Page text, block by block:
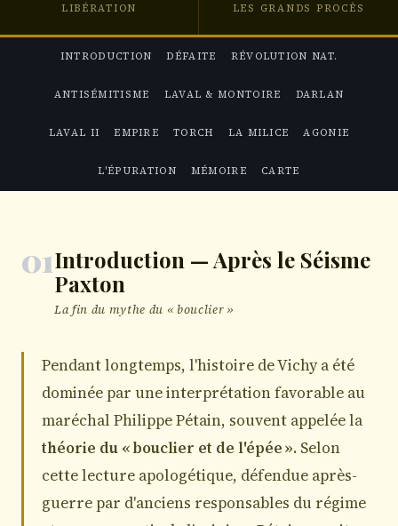
LIBÉRATION LES GRANDS PROCÈS
INTRODUCTION DÉFAITE RÉVOLUTION NAT.
ANTISÉMITISME LAVAL & MONTOIRE DARLAN
LAVAL II EMPIRE TORCH LA MILICE AGONIE
L'ÉPURATION MÉMOIRE CARTE
01Introduction — Après le Séisme
Paxton
La fin du mythe du « bouclier »
Pendant longtemps, l'histoire de Vichy a été
dominée par une interprétation favorable au
maréchal Philippe Pétain, souvent appelée la
théorie du « bouclier et de l'épée ». Selon
cette lecture apologétique, défendue après-
guerre par d'anciens responsables du régime